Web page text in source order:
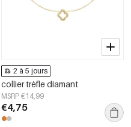
2 à 5 jours
collier trèfle diamant
MSRP €14,99
€4,75